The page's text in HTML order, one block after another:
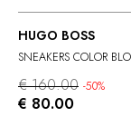
HUGO BOSS
SNEAKERS COLOR
€ 160.00 -50%
€ 80.00